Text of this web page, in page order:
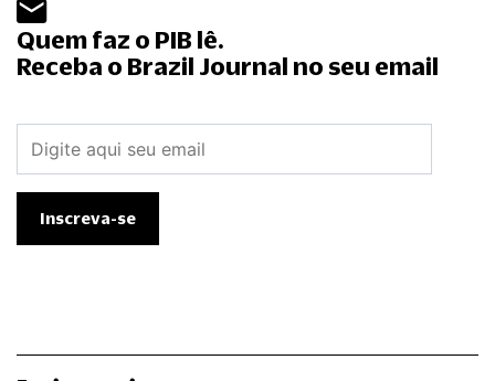
Quem faz o PIB lê.
Receba o Brazil Journal no seu email